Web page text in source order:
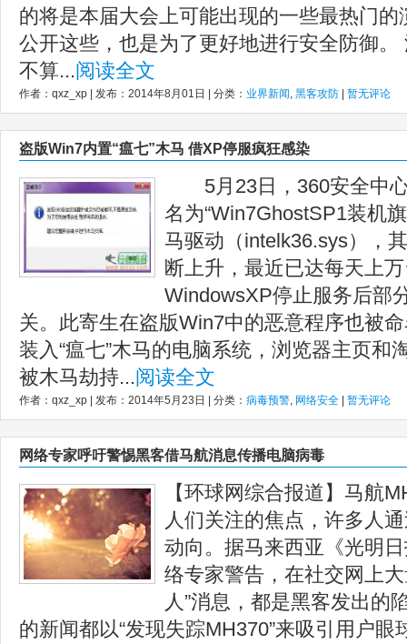
的将是本届大会上可能出现的一些最热门
公开这些，也是为了更好地进行安全防御
不算...阅读全文
作者：qxz_xp | 发布：2014年8月01日 | 分类： 业界新闻, 黑客攻防 暂无评论
盗版Win7内置“瘟七”木马 借XP停服疯狂感染
5月23日，360安全中心
名为“Win7GhostSP1装机
马驱动（intelk36.sys），
断上升，最近已达每天上
WindowsXP停止服务后部
关。此寄生在盗版Win7中的恶意程序也
装入“瘟七”木马的电脑系统，浏览器主页和
被木马劫持...阅读全文
作者：qxz_xp | 发布：2014年5月23日 | 分类： 病毒预警, 网络安全 暂无评论
网络专家呼吁警惕黑客借马航消息传播电脑病毒
【环球网综合报道】马航
人们关注的焦点，许多人
动向。据马来西亚《光明
络专家警告，在社交网上
人”消息，都是黑客发出的
的新闻都以“发现失踪MH370”来吸引用户眼